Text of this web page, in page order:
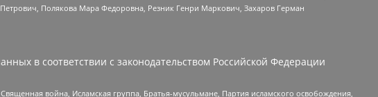
Полякова Мара Федоровна, Резник Генри Маркович, Захаров Герман
в соответствии с законодательством Российской Федерации
война, Исламская группа, Братья-мусульмане, Партия исламского освобождения,